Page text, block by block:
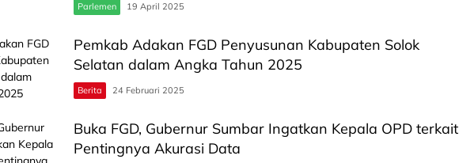
Parlemen 19 April 2025
Pemkab Adakan FGD Penyusunan Kabupaten Solok
Selatan dalam Angka Tahun 2025
Berita 24 Februari 2025
Buka FGD, Gubernur Sumbar Ingatkan Kepala OPD terkait
Pentingnya Akurasi Data